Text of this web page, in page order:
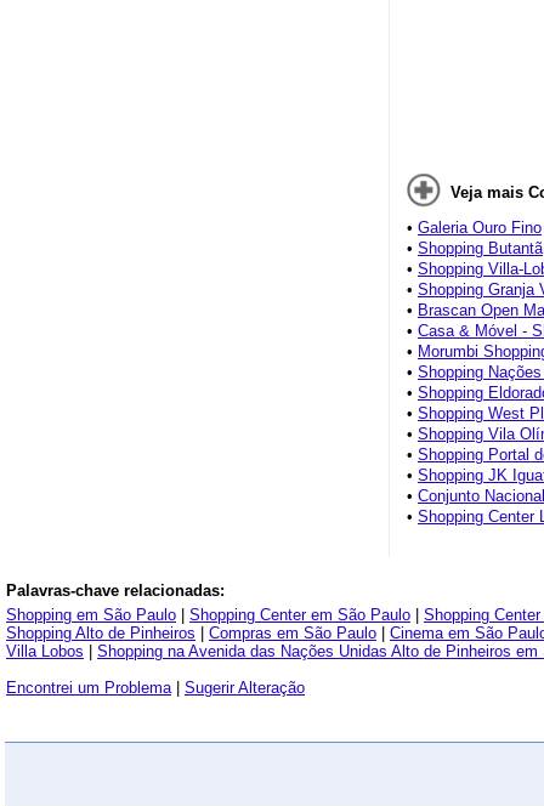
Veja mais
• Galeria Ouro Fino
• Shopping Butantã
• Shopping Villa-
• Shopping Granja
• Brascan Open
• Casa & Móvel -
• Morumbi
• Shopping
• Shopping
• Shopping West
• Shopping Vila
• Shopping Portal
• Shopping JK
• Conjunto Nacional
• Shopping Center
Palavras-chave relacionadas:
Shopping em São Paulo
Shopping Center em São Paulo
Shopping
Shopping Alto de Pinheiros
Compras em São Paulo
Cinema em São
Villa Lobos
Shopping na Avenida das Nações Unidas Alto de Pinheiros em
Encontrei um Problema| Sugerir Alteração